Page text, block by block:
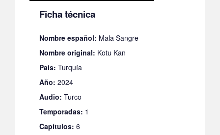
Ficha técnica
Nombre español: Mala Sangre
Nombre original: Kotu Kan
País: Turquía
Año: 2024
Audio: Turco
Temporadas: 1
Capítulos: 6